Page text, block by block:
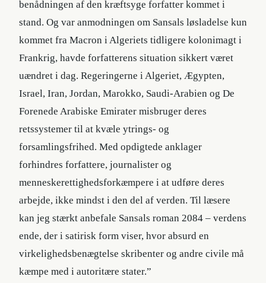
benådningen af den kræftsyge forfatter kommet i
stand. Og var anmodningen om Sansals løsladelse kun
kommet fra Macron i Algeriets tidligere kolonimagt i
Frankrig, havde forfatterens situation sikkert været
uændret i dag. Regeringerne i Algeriet, Ægypten,
Israel, Iran, Jordan, Marokko, Saudi-Arabien og De
Forenede Arabiske Emirater misbruger deres
retssystemer til at kvæle ytrings- og
forsamlingsfrihed. Med opdigtede anklager
forhindres forfattere, journalister og
menneskerettighedsforkæmpere i at udføre deres
arbejde, ikke mindst i den del af verden. Til læsere
kan jeg stærkt anbefale Sansals roman 2084 – verdens
ende, der i satirisk form viser, hvor absurd en
virkelighedsbenægtelse skribenter og andre civile må
kæmpe med i autoritære stater.”